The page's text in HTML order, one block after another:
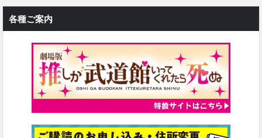
各種ご案内